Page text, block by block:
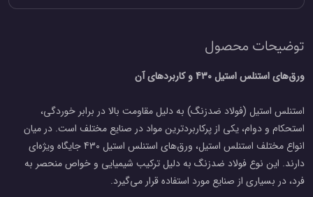
توضیحات محصول
ورق‌های استنلس استیل 430 و کاربردهای آن
استنلس استیل (فولاد ضدزنگ) به دلیل مقاومت بالا در برابر خوردگی،
استحکام و دوام، یکی از پرکاربردترین مواد در صنایع مختلف است. در میان
انواع مختلف استنلس استیل، ورق‌های استنلس استیل 430 جایگاه ویژه‌ای
دارند. این نوع فولاد ضدزنگ به دلیل ترکیب شیمیایی و خواص منحصر به
فرد، در بسیاری از صنایع مورد استفاده قرار می‌گیرد.